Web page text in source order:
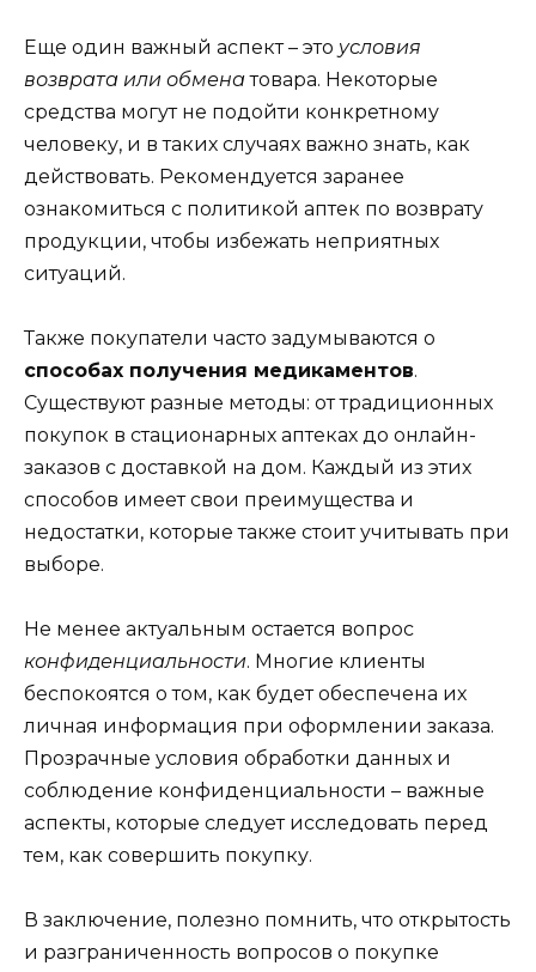
Еще один важный аспект – это условия
возврата или обменатовара. Некоторые
средства могут не подойти конкретному
человеку, и в таких случаях важно знать, как
действовать. Рекомендуется заранее
ознакомиться с политикой аптек по возврату
продукции, чтобы избежать неприятных
ситуаций.
Также покупатели часто задумываются о
способах получения медикаментов.
Существуют разные методы: от традиционных
покупок в стационарных аптеках до онлайн-
заказов с доставкой на дом. Каждый из этих
способов имеет свои преимущества и
недостатки, которые также стоит учитывать при
выборе.
Не менее актуальным остается вопрос
конфиденциальности. Многие клиенты
беспокоятся о том, как будет обеспечена их
личная информация при оформлении заказа.
Прозрачные условия обработки данных и
соблюдение конфиденциальности – важные
аспекты, которые следует исследовать перед
тем, как совершить покупку.
В заключение, полезно помнить, что открытость
и разграниченность вопросов о покупке